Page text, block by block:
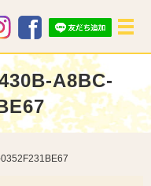
メ
A8BC-